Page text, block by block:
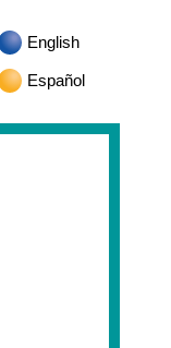
English
Español